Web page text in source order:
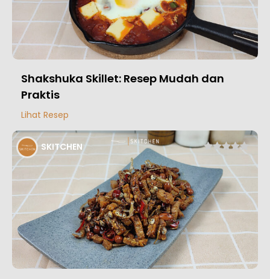
Shakshuka Skillet: Resep Mudah dan
Praktis
Lihat Resep
SKITCHEN